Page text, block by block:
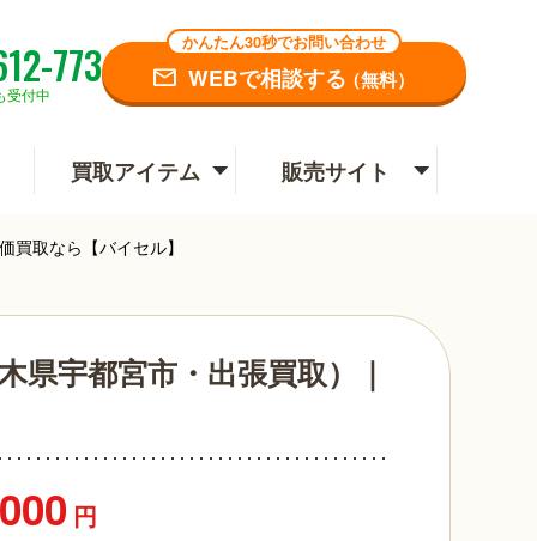
773
受付中
かんたん30秒でお問い合わせ
WEBで相談する（無料）
買取アイテム 販売サイト
買取なら【バイセル】
県宇都宮市・出張買取）｜
円